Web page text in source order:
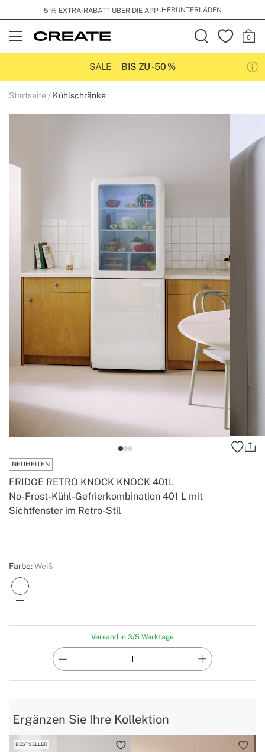
5 % EXTRA-RABATT ÜBER DIE APP -HERUNTERLADEN
Open
Menu
SALE
BIS ZU -50 %
Startseite Kühlschränke
NEUHEITEN
No-Frost-Kühl-Gefrierkombination 401 L mit
Sichtfenster im Retro-Stil
FRIDGE RETRO KNOCK KNOCK 401L
Create
Farbe:Weiß
Versand in 3/5 Werktage
Ergänzen Sie Ihre Kollektion
BESTSELLER